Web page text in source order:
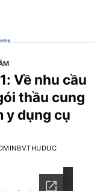
Về nhu cầu
thầu cung
y dụng cụ